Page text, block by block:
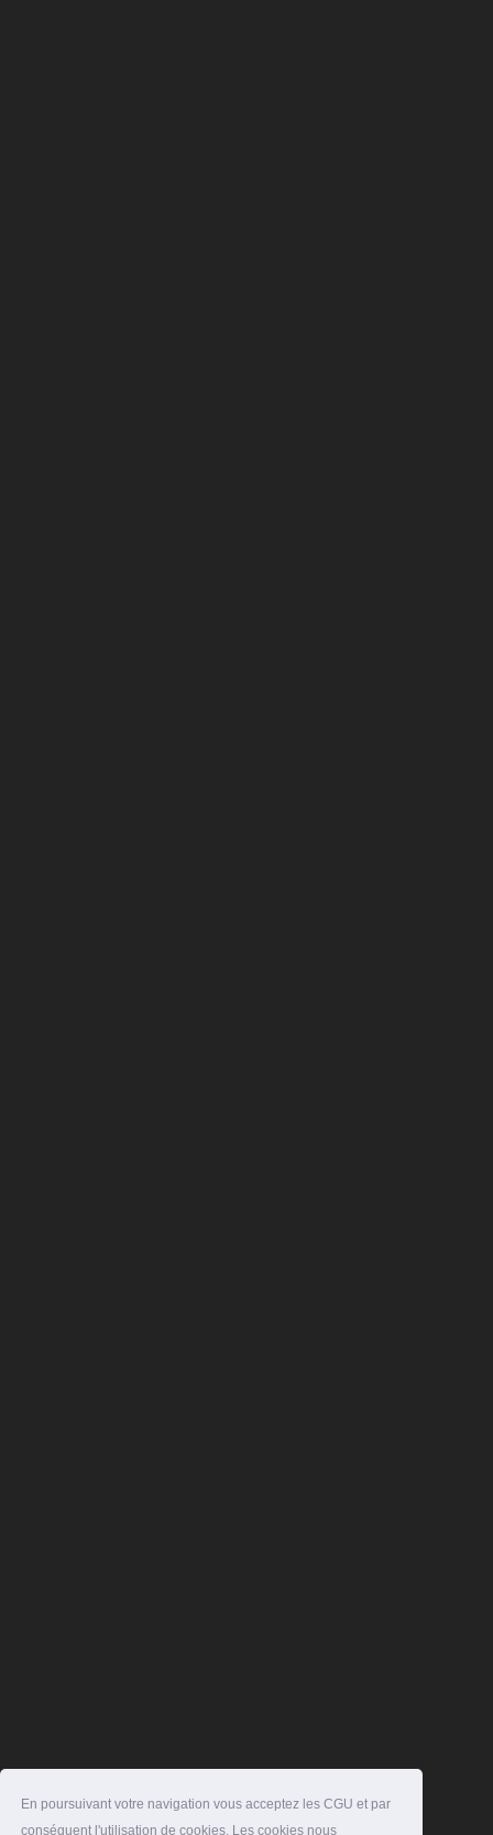
En poursuivant votre navigation vous acceptez les CGU et par
conséquent l'utilisation de cookies. Les cookies nous